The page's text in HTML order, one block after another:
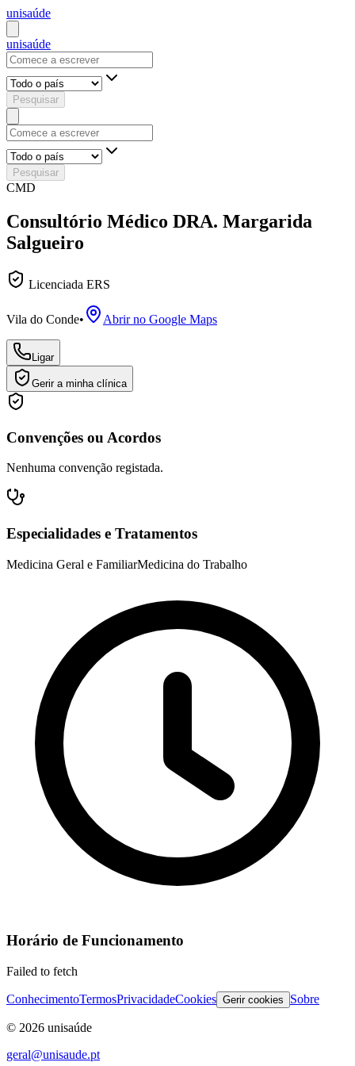
unisaúde
unisaúde
Pesquisar
Pesquisar
CMD
Consultório Médico DRA. Margarida
Salgueiro
Licenciada ERS
Vila do Conde• Abrir no Google Maps
Ligar
Gerir a minha clínica
Convenções ou Acordos
Nenhuma convenção registada.
Especialidades e Tratamentos
Medicina Geral e FamiliarMedicina do Trabalho
Horário de Funcionamento
Failed to fetch
ConhecimentoTermosPrivacidadeCookies Gerir cookies Sobre
© 2026 unisaúde
geral@unisaude.pt